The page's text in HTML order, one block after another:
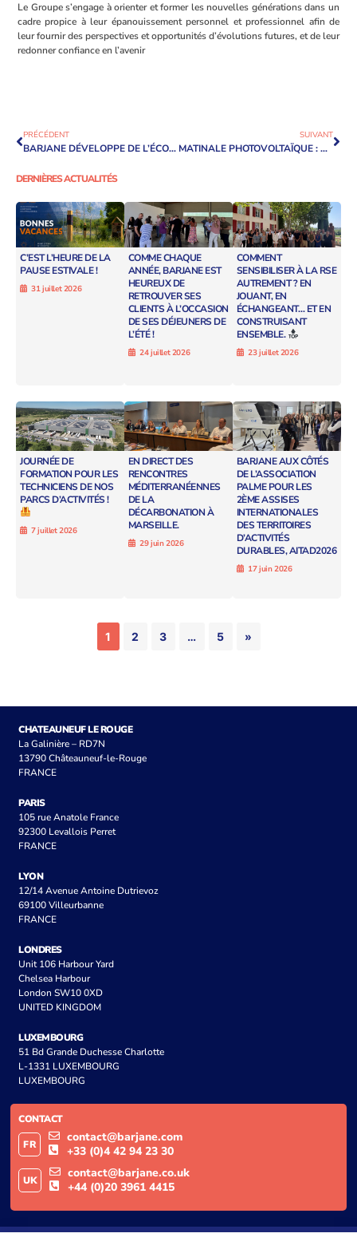
Le Groupe s’engage à orienter et former les nouvelles générations dans un
cadre propice à leur épanouissement personnel et professionnel afin de
leur fournir des perspectives et opportunités d’évolutions futures, et de leur
redonner confiance en l’avenir
PRÉCÉDENT
BARJANE DÉVELOPPE DE L’ÉCO-PÂTURAGE SUR LE PARC DES BRÉGUIÈRES
SUIVANT
MATINALE PHOTOVOLTAÏQUE : BARJANE TÉMOIGNE SUR LE PHOTOVOLTAÏQUE INTÉGRÉ AUX OPÉRATIONS LOGISTIQUES
DERNIÈRES ACTUALITÉS
C’EST L’HEURE DE LA
PAUSE ESTIVALE !
31 juillet 2026
COMME CHAQUE
ANNÉE, BARJANE EST
HEUREUX DE
RETROUVER SES
CLIENTS À L’OCCASION
DE SES DÉJEUNERS DE
L’ÉTÉ !
24 juillet 2026
COMMENT
SENSIBILISER À LA RSE
AUTREMENT ? EN
JOUANT, EN
ÉCHANGEANT… ET EN
CONSTRUISANT
ENSEMBLE.
23 juillet 2026
JOURNÉE DE
FORMATION POUR LES
TECHNICIENS DE NOS
PARCS D’ACTIVITÉS !
7 juillet 2026
EN DIRECT DES
RENCONTRES
MÉDITERRANÉENNES
DE LA
DÉCARBONATION À
MARSEILLE.
29 juin 2026
BARJANE AUX CÔTÉS
DE L’ASSOCIATION
PALME POUR LES
2ÈME ASSISES
INTERNATIONALES
DES TERRITOIRES
D’ACTIVITÉS
DURABLES, AITAD2026
17 juin 2026
1 2 3 … 5 »
CHATEAUNEUF LE ROUGE
La Galinière – RD7N
13790 Châteauneuf-le-Rouge
FRANCE
PARIS
105 rue Anatole France
92300 Levallois Perret
FRANCE
LYON
12/14 Avenue Antoine Dutrievoz
69100 Villeurbanne
FRANCE
LONDRES
Unit 106 Harbour Yard
Chelsea Harbour
London SW10 0XD
UNITED KINGDOM
LUXEMBOURG
51 Bd Grande Duchesse Charlotte
L-1331 LUXEMBOURG
LUXEMBOURG
CONTACT
FR
contact@barjane.com
+33 (0)4 42 94 23 30
UK
contact@barjane.co.uk
+44 (0)20 3961 4415